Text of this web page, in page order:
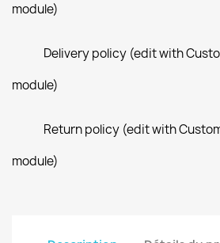
module)
Delivery policy (edit with
module)
Return policy (edit with
module)